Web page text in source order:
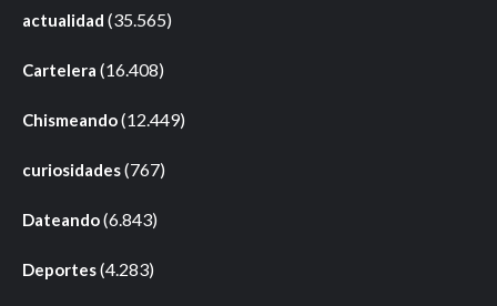
actualidad (35.565)
Cartelera (16.408)
Chismeando(12.449)
curiosidades(767)
Dateando(6.843)
Deportes(4.283)